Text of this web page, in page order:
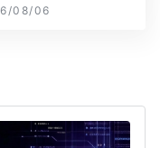
再燃
08/06